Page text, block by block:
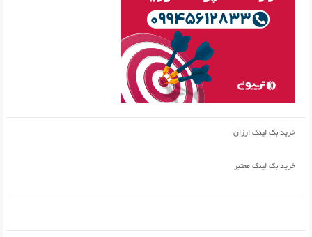
خرید بک لینک ارزان
خرید بک لینک معتبر